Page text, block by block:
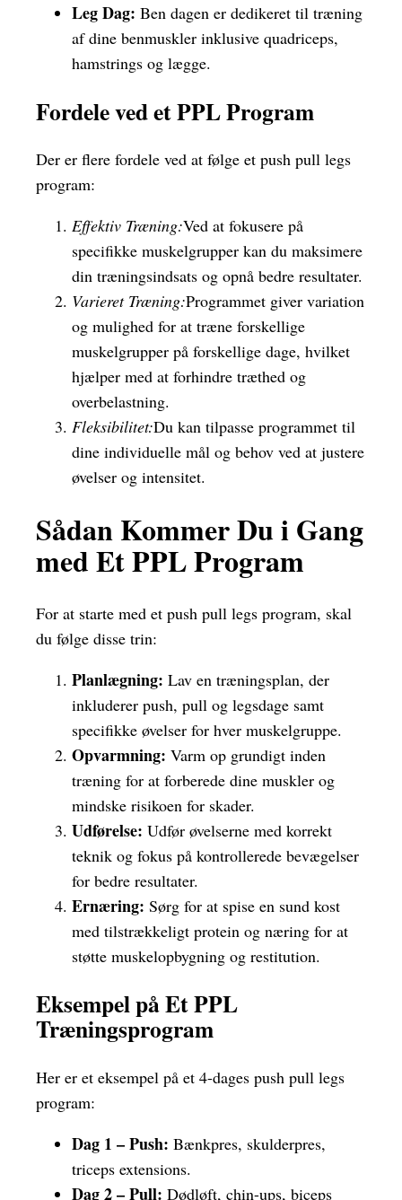
Leg Dag: Ben dagen er dedikeret til træning
af dine benmuskler inklusive quadriceps,
hamstrings og lægge.
Fordele ved et PPL Program
Der er flere fordele ved at følge et push pull legs
program:
Effektiv Træning:Ved at fokusere på
specifikke muskelgrupper kan du maksimere
din træningsindsats og opnå bedre resultater.
Varieret Træning:Programmet giver variation
og mulighed for at træne forskellige
muskelgrupper på forskellige dage, hvilket
hjælper med at forhindre træthed og
overbelastning.
Fleksibilitet:Du kan tilpasse programmet til
dine individuelle mål og behov ved at justere
øvelser og intensitet.
Sådan Kommer Du i Gang
med Et PPL Program
For at starte med et push pull legs program, skal
du følge disse trin:
Planlægning: Lav en træningsplan, der
inkluderer push, pull og legsdage samt
specifikke øvelser for hver muskelgruppe.
Opvarmning: Varm op grundigt inden
træning for at forberede dine muskler og
mindske risikoen for skader.
Udførelse: Udfør øvelserne med korrekt
teknik og fokus på kontrollerede bevægelser
for bedre resultater.
Ernæring: Sørg for at spise en sund kost
med tilstrækkeligt protein og næring for at
støtte muskelopbygning og restitution.
Eksempel på Et PPL
Træningsprogram
Her er et eksempel på et 4-dages push pull legs
program:
Dag 1 – Push: Bænkpres, skulderpres,
triceps extensions.
Dag 2 – Pull: Dødløft, chin-ups, biceps